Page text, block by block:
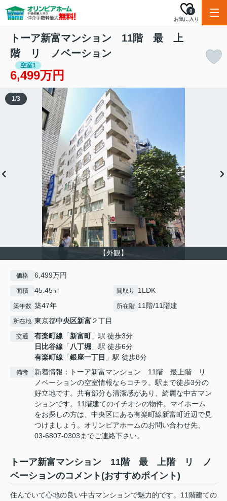
お気に入り
0
トーア新富マンション 11階 最 上
階 リ ノベーション
空室1
6,499万円
【外観】
1/3
価格 6,499万円
面積 45.45㎡ 間取り 1LDK
築年数 築47年 所在階 11階/11階建
所在地 東京都中央区新富 ２丁目
交通 有楽町線 「新富町」駅 徒歩3分
日比谷線 「八丁堀 」駅 徒歩6分
有楽町線 「銀座一丁目 」駅 徒歩8分
備考
新着情報：トーア新富マンション 11階 最上階 リ
ノベーションの空室情報ならコチラ。駅まで徒歩3分の
好立地です。共有部分も清潔感があり、綺麗な中古マン
ションです。11階建てのイチオシの物件。マイホーム
をお探しの方は、中央区にある有楽町線新富町近辺で見
つけましょう。オリンピアホームのお問い合わせ先、
03-6807-0303までご連絡下さい。
トーア新富マンション 11階 最 上階 リ ノ
ベーションのコメント(おすすめポイント)
住んでいて心地の良い中古マンションで魅力的です。11階建ての